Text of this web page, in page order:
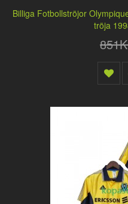
Billiga Fotbollströjor
tröja